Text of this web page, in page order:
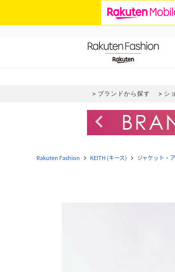
ブランドから探す シ
navigate_before
Rakuten Fashion navigate_next KEITH (キース) navigate_next ジャケット・